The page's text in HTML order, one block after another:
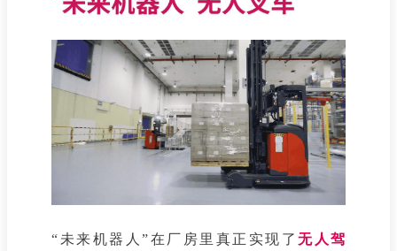
“未来机器人”在厂房里真正实现了无人驾